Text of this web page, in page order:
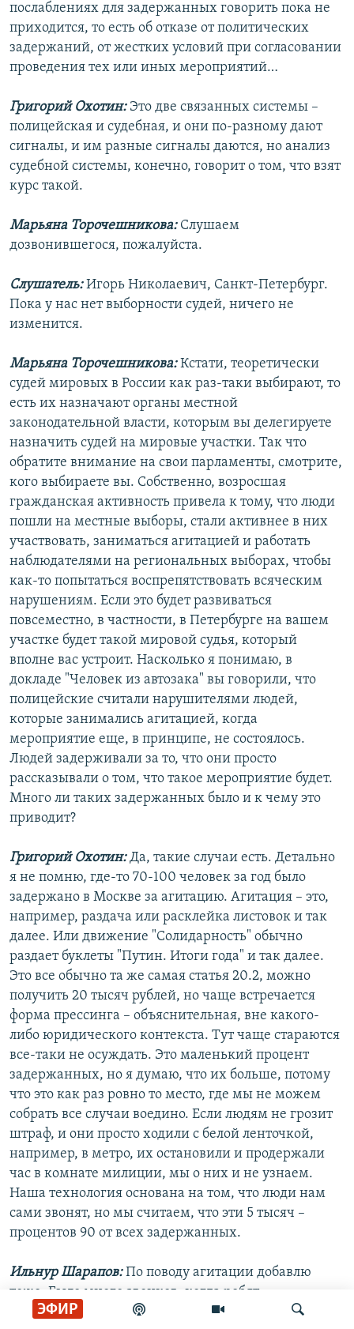
ЭФИР
послаблениях для задержанных говорить пока не
приходится, то есть об отказе от политических
задержаний, от жестких условий при согласовании
проведения тех или иных мероприятий…
Григорий Охотин:Это две связанных системы –
полицейская и судебная, и они по-разному дают
сигналы, и им разные сигналы даются, но анализ
судебной системы, конечно, говорит о том, что взят
курс такой.
Марьяна Торочешникова:Слушаем
дозвонившегося, пожалуйста.
Слушатель:Игорь Николаевич, Санкт-Петербург.
Пока у нас нет выборности судей, ничего не
изменится.
Марьяна Торочешникова:Кстати, теоретически
судей мировых в России как раз-таки выбирают, то
есть их назначают органы местной
законодательной власти, которым вы делегируете
назначить судей на мировые участки. Так что
обратите внимание на свои парламенты, смотрите,
кого выбираете вы. Собственно, возросшая
гражданская активность привела к тому, что люди
пошли на местные выборы, стали активнее в них
участвовать, заниматься агитацией и работать
наблюдателями на региональных выборах, чтобы
как-то попытаться воспрепятствовать всяческим
нарушениям. Если это будет развиваться
повсеместно, в частности, в Петербурге на вашем
участке будет такой мировой судья, который
вполне вас устроит. Насколько я понимаю, в
докладе "Человек из автозака" вы говорили, что
полицейские считали нарушителями людей,
которые занимались агитацией, когда
мероприятие еще, в принципе, не состоялось.
Людей задерживали за то, что они просто
рассказывали о том, что такое мероприятие будет.
Много ли таких задержанных было и к чему это
приводит?
Григорий Охотин:Да, такие случаи есть. Детально
я не помню, где-то 70-100 человек за год было
задержано в Москве за агитацию. Агитация – это,
например, раздача или расклейка листовок и так
далее. Или движение "Солидарность" обычно
раздает буклеты "Путин. Итоги года" и так далее.
Это все обычно та же самая статья 20.2, можно
получить 20 тысяч рублей, но чаще встречается
форма прессинга – объяснительная, вне какого-
либо юридического контекста. Тут чаще стараются
все-таки не осуждать. Это маленький процент
задержанных, но я думаю, что их больше, потому
что это как раз ровно то место, где мы не можем
собрать все случаи воедино. Если людям не грозит
штраф, и они просто ходили с белой ленточкой,
например, в метро, их остановили и продержали
час в комнате милиции, мы о них и не узнаем.
Наша технология основана на том, что люди нам
сами звонят, но мы считаем, что эти 5 тысяч –
процентов 90 от всех задержанных.
Ильнур Шарапов:По поводу агитации добавлю
тоже. Было много звонков, когда ребят
задерживали в метро за расклейку приглашений